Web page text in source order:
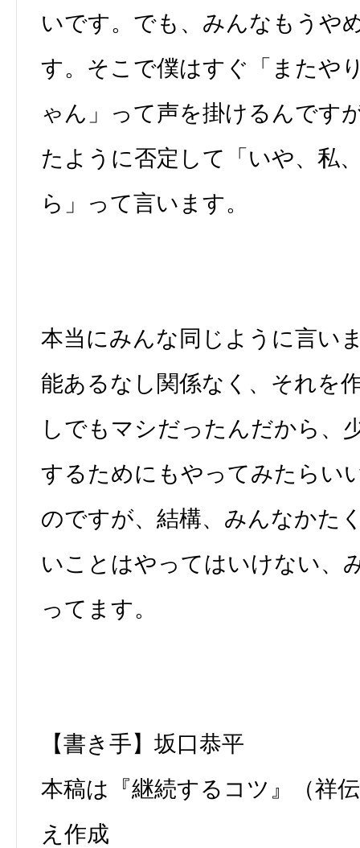
いです。でも、みんなもうや
す。そこで僕はすぐ「またや
ゃん」って声を掛けるんです
たように否定して「いや、私
ら」って言います。
本当にみんな同じように言い
能あるなし関係なく、それを
しでもマシだったんだから、
するためにもやってみたらい
のですが、結構、みんなかた
いことはやってはいけない、
ってます。
【書き手】坂口恭平
本稿は『継続するコツ』（祥
え作成